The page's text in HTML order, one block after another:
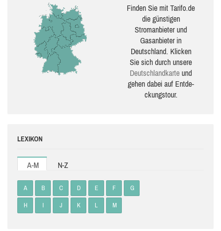
Finden Sie mit Tarifo.de
die güns­ti­gen
Stromanbieter und
Gasanbieter in
Deutschland. Klicken
Sie sich durch unsere
Deutsch­land­karte und
gehen dabei auf Ent­de­
ckungs­tour.
LEXIKON
A-M N-Z
A B C D E F G
H I J K L M